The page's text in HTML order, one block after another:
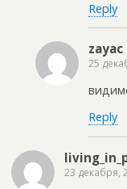
Reply
zayac
25
Reply
23 декабря,